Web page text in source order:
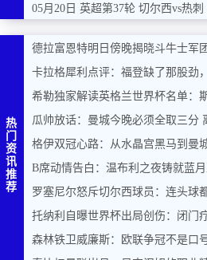
05月20日 英超第37轮 切尔西vs热
热
门
资
讯
推
荐
卡拉格犀利点评：福登缺了那股劲
瓜帅放话：曼城今晚必须全取三分
B席动情告白：温布利之夜铸就蓝
托纳利自曝世界杯出局创伤：闭门
森林铁卫威廉斯：欧联争冠不是口